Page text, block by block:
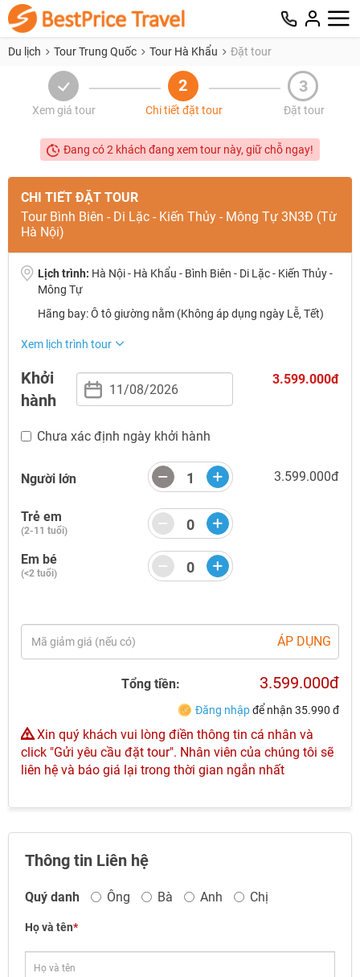
Du lịch Tour Trung Quốc Tour Hà Khẩu Đặt tour
Xem giá tour
2
Chi tiết đặt tour
3
Đặt tour
Đang có 2 khách đang xem tour này, giữ chỗ ngay!
CHI TIẾT ĐẶT TOUR
Tour Bình Biên - Di Lặc - Kiến Thủy - Mông Tự 3N3Đ (Từ
Hà Nội)
Lịch trình: Hà Nội - Hà Khẩu - Bình Biên - Di Lặc - Kiến Thủy -
Mông Tự
Hãng bay: Ô tô giường nằm (Không áp dụng ngày Lễ, Tết)
Xem lịch trình tour
Khởi
hành
3.599.000đ
Chưa xác định ngày khởi hành
Người lớn 3.599.000đ
Trẻ em
(2-11 tuổi)
Em bé
(<2 tuổi)
ÁP DỤNG
Tổng tiền: 3.599.000đ
Đăng nhậpđể nhận 35.990 đ
Xin quý khách vui lòng điền thông tin cá nhân và
click "Gửi yêu cầu đặt tour". Nhân viên của chúng tôi sẽ
liên hệ và báo giá lại trong thời gian ngắn nhất
Thông tin Liên hệ
Quý danh Ông Bà Anh Chị
Họ và tên*
TƯ VẤN NGAY